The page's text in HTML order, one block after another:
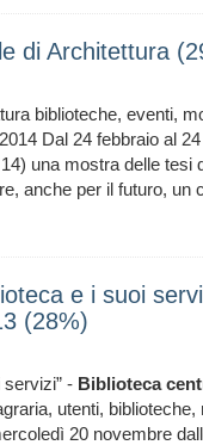
di Architettura
biblioteche, eventi,
Dal 24 febbraio al
una mostra delle tesi
anche per il futuro, un
e i suoi
(28%)
- Biblioteca
utenti,
20 novembre